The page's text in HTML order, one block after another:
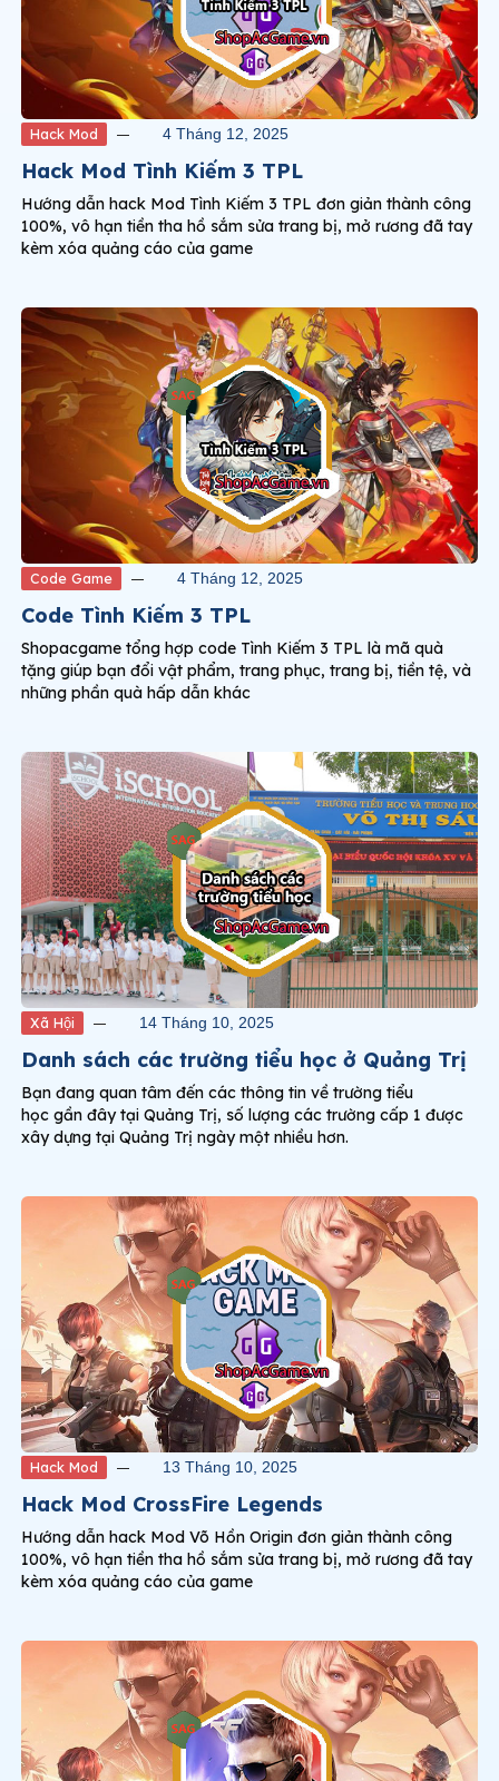
Hack Mod 4 Tháng 12, 2025
Hack Mod Tình Kiếm 3 TPL
Hướng dẫn hack Mod Tình Kiếm 3 TPL đơn giản thành công
100%, vô hạn tiền tha hồ sắm sửa trang bị, mở rương đã tay
kèm xóa quảng cáo của game
Code Game 4 Tháng 12, 2025
Code Tình Kiếm 3 TPL
Shopacgame tổng hợp code Tình Kiếm 3 TPL là mã quà
tặng giúp bạn đổi vật phẩm, trang phục, trang bị, tiền tệ, và
những phần quà hấp dẫn khác
Xã Hội 14 Tháng 10, 2025
Danh sách các trường tiểu học ở Quảng Trị
Bạn đang quan tâm đến các thông tin về trường tiểu
học gần đây tại Quảng Trị, số lượng các trường cấp 1 được
xây dựng tại Quảng Trị ngày một nhiều hơn.
Hack Mod 13 Tháng 10, 2025
Hack Mod CrossFire Legends
Hướng dẫn hack Mod Võ Hồn Origin đơn giản thành công
100%, vô hạn tiền tha hồ sắm sửa trang bị, mở rương đã tay
kèm xóa quảng cáo của game